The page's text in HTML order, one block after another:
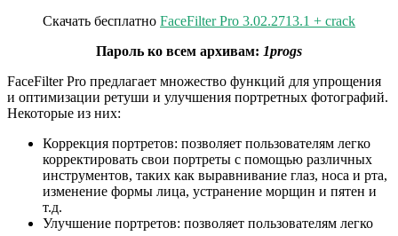
Скачать бесплатно FaceFilter Pro 3.02.2713.1 + crack
Пароль ко всем архивам: 1progs
FaceFilter Pro предлагает множество функций для упрощения
и оптимизации ретуши и улучшения портретных фотографий.
Некоторые из них:
Коррекция портретов: позволяет пользователям легко
корректировать свои портреты с помощью различных
инструментов, таких как выравнивание глаз, носа и рта,
изменение формы лица, устранение морщин и пятен и
т.д.
Улучшение портретов: позволяет пользователям легко